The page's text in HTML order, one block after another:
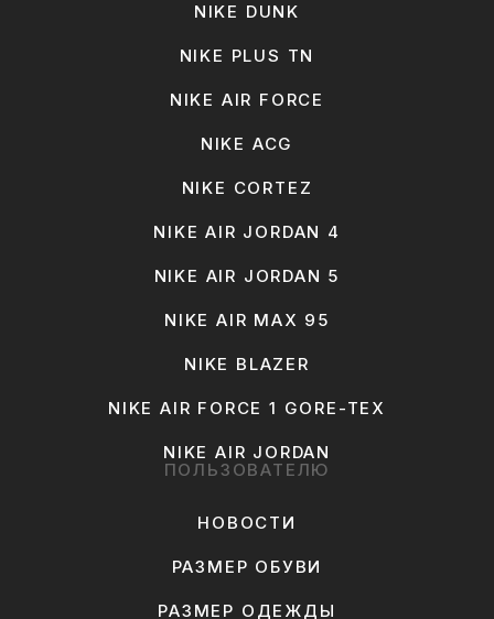
NIKE DUNK
NIKE PLUS TN
NIKE AIR FORCE
NIKE ACG
NIKE CORTEZ
NIKE AIR JORDAN 4
NIKE AIR JORDAN 5
NIKE AIR MAX 95
NIKE BLAZER
NIKE AIR FORCE 1 GORE-TEX
NIKE AIR JORDAN
ПОЛЬЗОВАТЕЛЮ
НОВОСТИ
РАЗМЕР ОБУВИ
РАЗМЕР ОДЕЖДЫ